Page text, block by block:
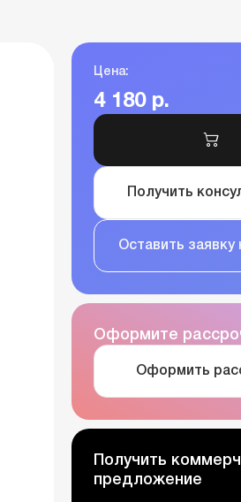
Цена:
4 180 р.
Получить
Оставить заявку
Оформите
Оформить
Получить
предложение